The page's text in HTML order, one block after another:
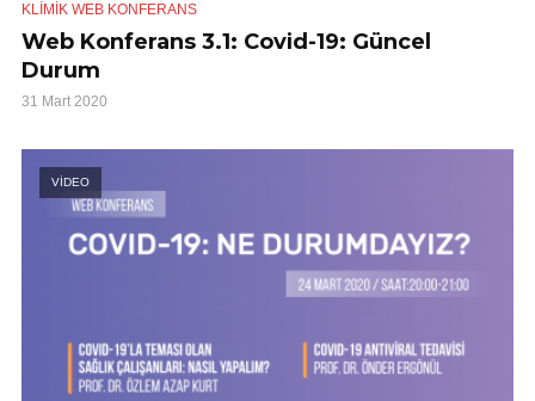
KLIMIK WEB KONFERANS
Web Konferans 3.1: Covid-19: Güncel
Durum
31 Mart 2020
VİDEO